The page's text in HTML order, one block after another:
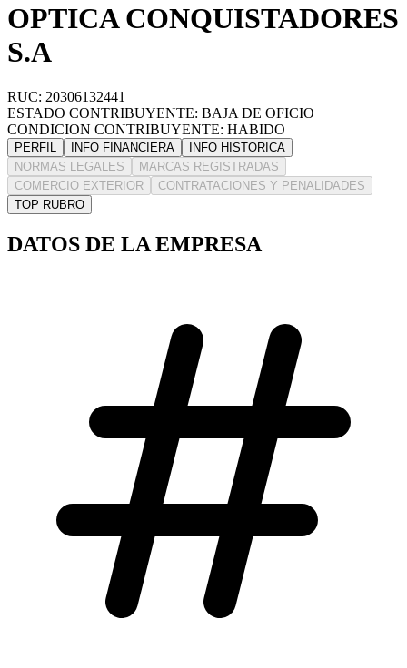
OPTICA CONQUISTADORES
S.A
RUC: 20306132441
ESTADO CONTRIBUYENTE: BAJA DE OFICIO
CONDICION CONTRIBUYENTE: HABIDO
PERFIL INFO FINANCIERA
INFO HISTORICA
NORMAS LEGALES
MARCAS REGISTRADAS
COMERCIO EXTERIOR
CONTRATACIONES Y PENALIDADES
TOP RUBRO
DATOS DE LA EMPRESA